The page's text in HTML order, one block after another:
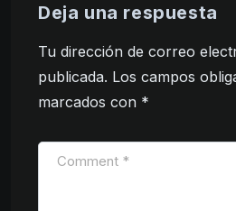
Deja una respuesta
Tu dirección de correo
publicada. Los campos
marcados con *